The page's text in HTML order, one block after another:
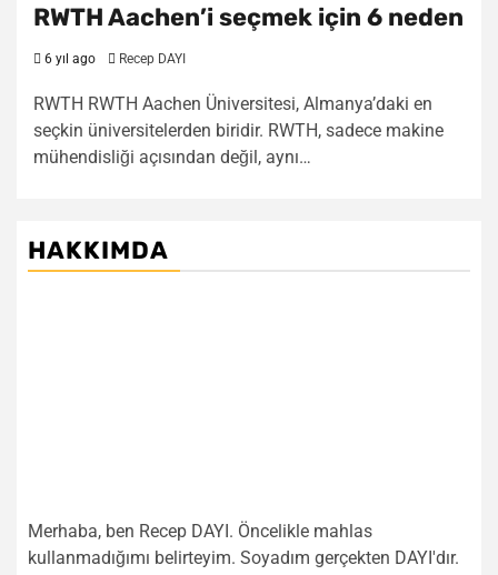
RWTH Aachen’i seçmek için 6 neden
6 yıl ago Recep DAYI
RWTH RWTH Aachen Üniversitesi, Almanya’daki en
seçkin üniversitelerden biridir. RWTH, sadece makine
mühendisliği açısından değil, aynı…
HAKKIMDA
Merhaba, ben Recep DAYI. Öncelikle mahlas
kullanmadığımı belirteyim. Soyadım gerçekten DAYI'dır.